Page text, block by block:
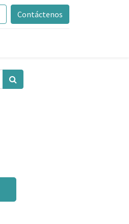
Contáctenos